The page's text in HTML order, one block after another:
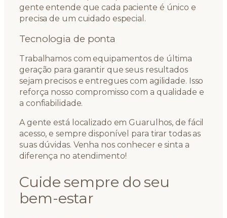
gente entende que cada paciente é único e
precisa de um cuidado especial.
Tecnologia de ponta
Trabalhamos com equipamentos de última
geração para garantir que seus resultados
sejam precisos e entregues com agilidade. Isso
reforça nosso compromisso com a qualidade e
a confiabilidade.
A gente está localizado em Guarulhos, de fácil
acesso, e sempre disponível para tirar todas as
suas dúvidas. Venha nos conhecer e sinta a
diferença no atendimento!
Cuide sempre do seu
bem-estar